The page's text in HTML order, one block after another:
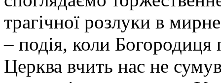
трагічної розлуки в
– подія, коли Богородиця
Церква вчить нас не